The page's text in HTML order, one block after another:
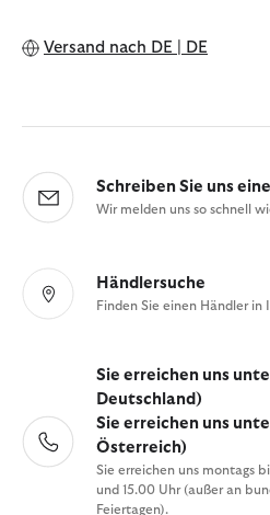
Versand nach DE | DE
Schreiben Sie uns
Wir melden uns so schnell
Händlersuche
Finden Sie einen Händler in
Sie erreichen uns
Deutschland)
Sie erreichen uns
Österreich)
Sie erreichen uns montags
und 15.00 Uhr (außer an
Feiertagen).